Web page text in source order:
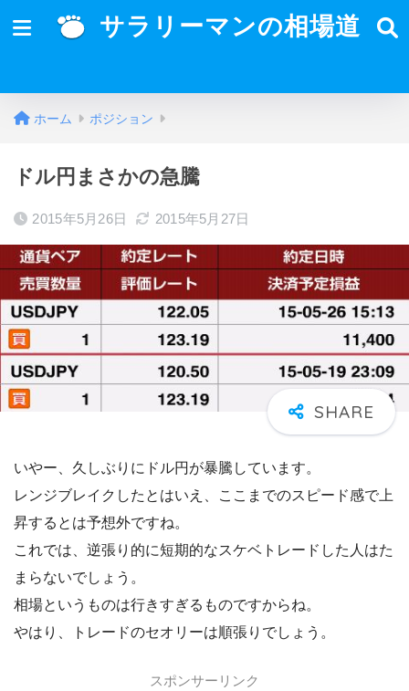
サラリーマンの相場道
ホーム ポジション
ドル円まさかの急騰
2015年5月26日 2015年5月27日
いやー、久しぶりにドル円が暴騰しています。
レンジブレイクしたとはいえ、ここまでのスピード感で上
昇するとは予想外ですね。
これでは、逆張り的に短期的なスケベトレードした人はた
まらないでしょう。
相場というものは行きすぎるものですからね。
やはり、トレードのセオリーは順張りでしょう。
スポンサーリンク